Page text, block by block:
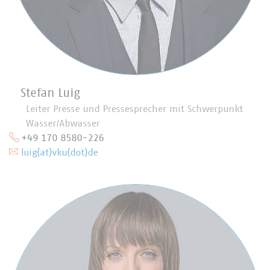
Stefan Luig
Leiter Presse und Pressesprecher mit Schwerpunkt
Wasser/Abwasser
+49 170 8580-226
luig(at)vku(dot)de